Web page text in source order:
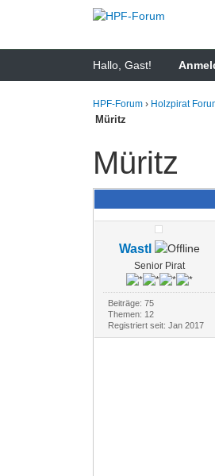
Hallo, Gast!
HPF-Forum › Holzpirat
Müritz
Müritz
Wastl
Senior Pirat
Beiträge: 75
Themen: 12
Registriert seit: Jan 2017